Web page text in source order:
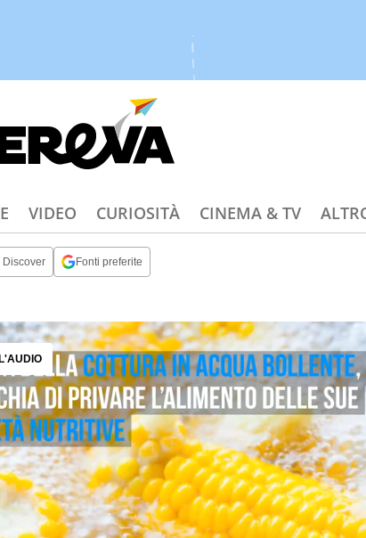
VIDEO CURIOSITÀ CINEMA & TV
Discover Fonti preferite